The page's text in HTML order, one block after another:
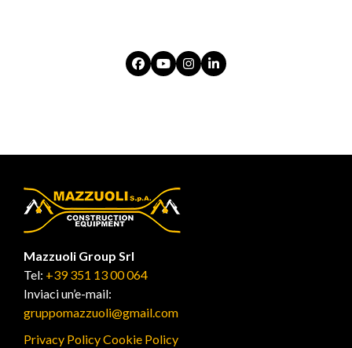
Facebook
YouTubeInstagram
LinkedIn
Mazzuoli Group Srl
Tel: +39 351 13 00 064
Inviaci un’e-mail:
gruppomazzuoli@gmail.com
Privacy PolicyCookie Policy